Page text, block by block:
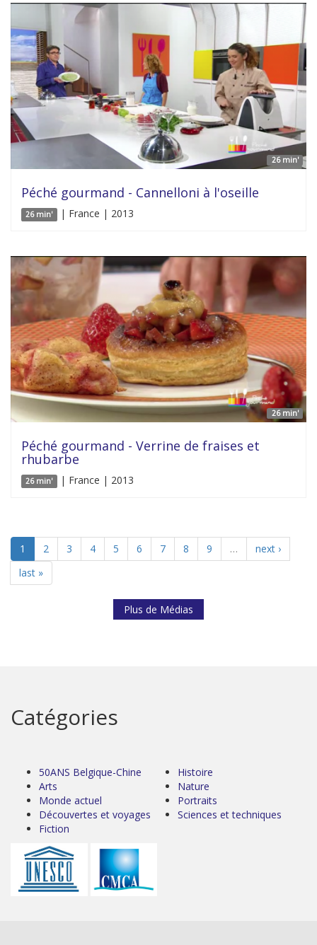
26 min'
Péché gourmand - Cannelloni à l'oseille
26 min' | France | 2013
26 min'
Péché gourmand - Verrine de fraises et
rhubarbe
26 min' | France | 2013
1 2 3 4 5 6 7 8 9 …
next ›
last »
Plus de Médias
Catégories
50ANS Belgique-Chine
Arts
Monde actuel
Découvertes et voyages
Fiction
Histoire
Nature
Portraits
Sciences et techniques